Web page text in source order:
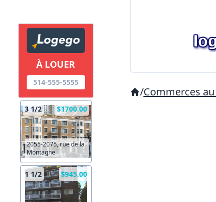
À LOUER
514-555-5555
3 1/2 $1700.00
2055-2075, rue de la
Montagne
1 1/2 $945.00
/Commerces